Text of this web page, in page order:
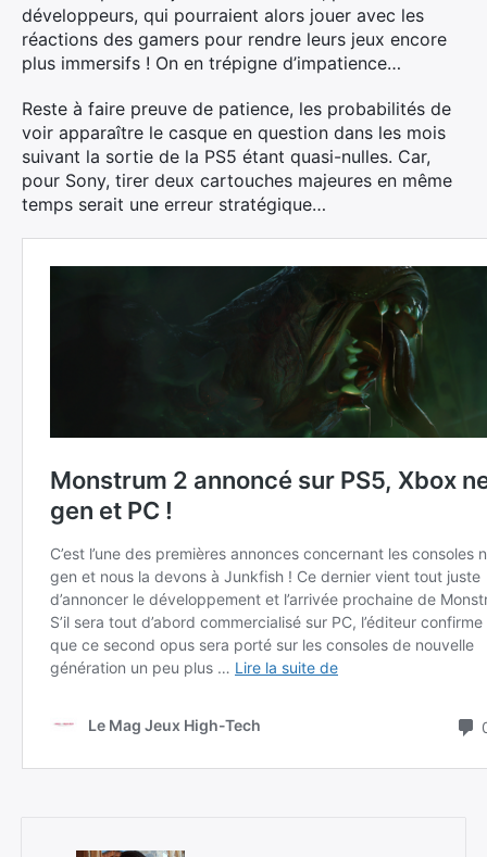
développeurs, qui pourraient alors jouer avec les
réactions des gamers pour rendre leurs jeux encore
plus immersifs ! On en trépigne d’impatience…
Reste à faire preuve de patience, les probabilités de
voir apparaître le casque en question dans les mois
suivant la sortie de la PS5 étant quasi-nulles. Car,
pour Sony, tirer deux cartouches majeures en même
temps serait une erreur stratégique…